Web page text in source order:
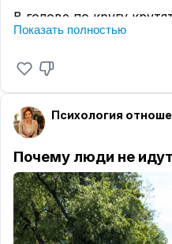
В голове по кругу
«Почему не отвечает
«Я ему больше не
«А вдруг всё
Отношения незаметно
в эмоциональные
контролировать,
всё сильнее
Этот страх, что всё
больно, вообще не про
Показать полностью
Почему люди не